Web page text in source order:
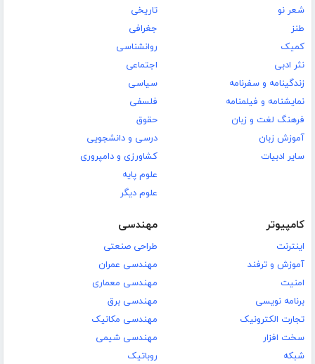
شعر نو
طنز
کمیک
نثر ادبی
زندگینامه و سفرنامه
نمایشنامه و فیلمنامه
فرهنگ لغت و زبان
آموزش زبان
سایر ادبیات
تاریخی
جغرافی
روانشناسی
اجتماعی
سیاسی
فلسفی
حقوق
درسی و دانشجویی
کشاورزی و دامپروری
علوم پایه
علوم دیگر
کامپیوتر
اینترنت
آموزش و ترفند
امنیت
برنامه نویسی
تجارت الکترونیک
سخت افزار
شبکه
مهندسی
طراحی صنعتی
مهندسی عمران
مهندسی معماری
مهندسی برق
مهندسی مکانیک
مهندسی شیمی
روباتیک